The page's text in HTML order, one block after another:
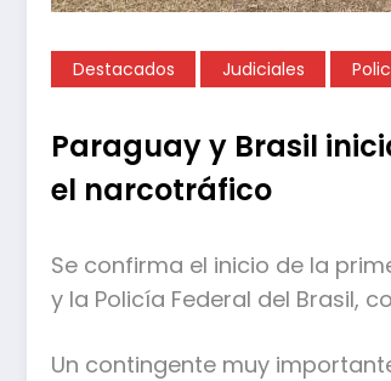
Destacados Judiciales
Paraguay y Brasil
el narcotráfico
Se confirma el inicio de la
y la Policía Federal del Brasil,
Un contingente muy